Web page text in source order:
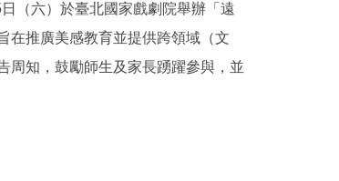
（六）於臺北國家戲劇院舉辦「遠
在推廣美感教育並提供跨領域（文
周知，鼓勵師生及家長踴躍參與，並